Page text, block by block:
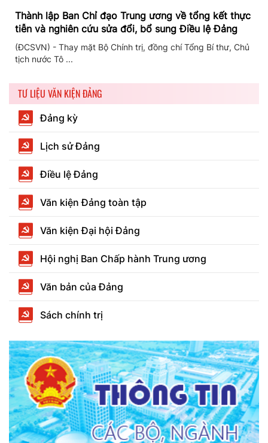
Thành lập Ban Chỉ đạo Trung ương về tổng kết thực
tiễn và nghiên cứu sửa đổi, bổ sung Điều lệ Đảng
(ĐCSVN) - Thay mặt Bộ Chính trị, đồng chí Tổng Bí thư, Chủ
tịch nước Tô ...
TƯ LIỆU VĂN KIỆN ĐẢNG
Đảng kỳ
Lịch sử Đảng
Điều lệ Đảng
Văn kiện Đảng toàn tập
Văn kiện Đại hội Đảng
Hội nghị Ban Chấp hành Trung ương
Văn bản của Đảng
Sách chính trị